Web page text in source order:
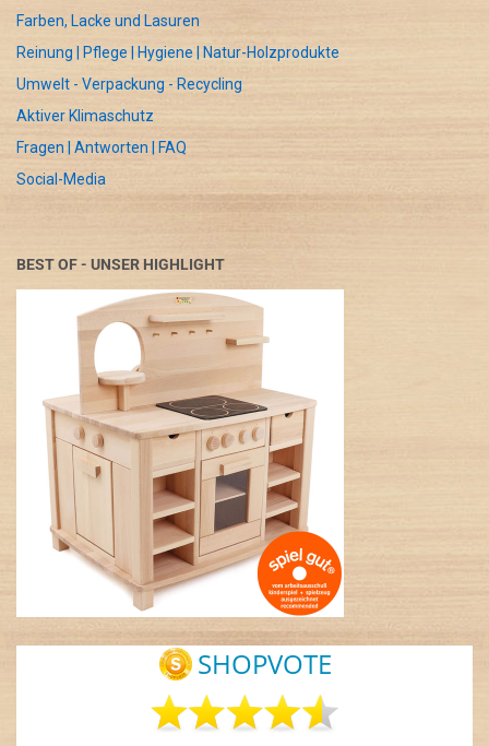
Farben, Lacke und Lasuren
Reinung | Pflege | Hygiene | Natur-Holzprodukte
Umwelt - Verpackung - Recycling
Aktiver Klimaschutz
Fragen | Antworten | FAQ
Social-Media
BEST OF - UNSER HIGHLIGHT